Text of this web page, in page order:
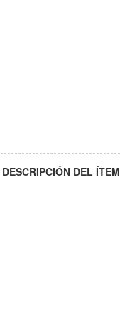
DESCRIPCIÓN DEL ÍTEM